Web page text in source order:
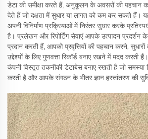
डेटा की समीक्षा करते हैं, अनुकूलन के अवसरों की पहचान
देते हैं जो दक्षता में सुधार या लागत को कम कर सकते हैं।
अपनी विनिर्माण प्रक्रियाओं में निरंतर सुधार करके
है। प्रलेखन और रिपोर्टिंग सेवाएं आपके उत्पादन प्रदर्शन के
प्रदान करती हैं, आपको प्रवृत्तियों की पहचान करने,
उद्देश्यों के लिए गुणवत्ता रिकॉर्ड बनाए रखने में मदद करती
कंपनी विस्तृत तकनीकी डेटाबेस बनाए रखती है जो समस्या
करती है और आपके संगठन के भीतर ज्ञान हस्तांतरण की